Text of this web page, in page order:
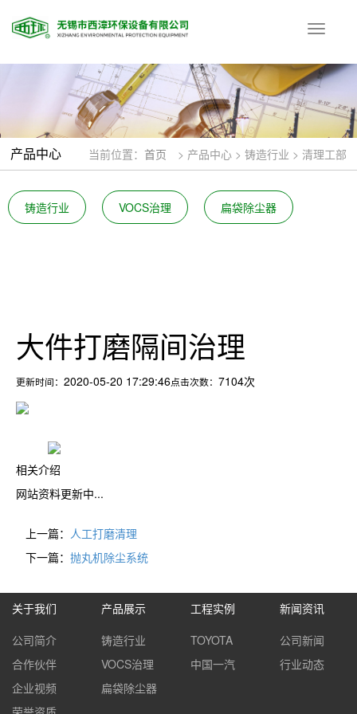
按
产品中心 当前位置： 首页 > 产品中心 > 铸造行业 > 清理工部
铸造行业 VOCS治理 扁袋除尘器
大件打磨隔间治理
更新时间： 2020-05-20 17:29:46点击次数： 7104次
相关介绍
网站资料更新中...
上一篇： 人工打磨清理
下一篇：抛丸机除尘系统
关于我们
公司简介
合作伙伴
企业视频
产品展示
铸造行业
VOCS治理
扁袋除尘器
工程实例
TOYOTA
中国一汽
新闻资讯
公司新闻
行业动态